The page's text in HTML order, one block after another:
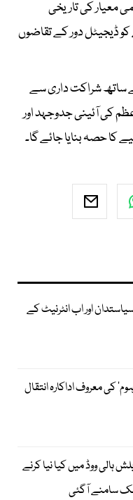
معیار کی تاریخی
کو ڈیجیٹل دور کے تقاضوں
ساتھ شراکت داری سے
کی آئینی جدوجہد اور
کا حصہ بنایا جائے گا۔
اور اب انٹرنیٹ کے
کی معروف اداکارہ انتقال
ہالی ووڈ میں کیا نیا کرنے
سامنے آگئی